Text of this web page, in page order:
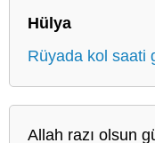
Hülya
Rüyada kol saati
Allah razı olsun